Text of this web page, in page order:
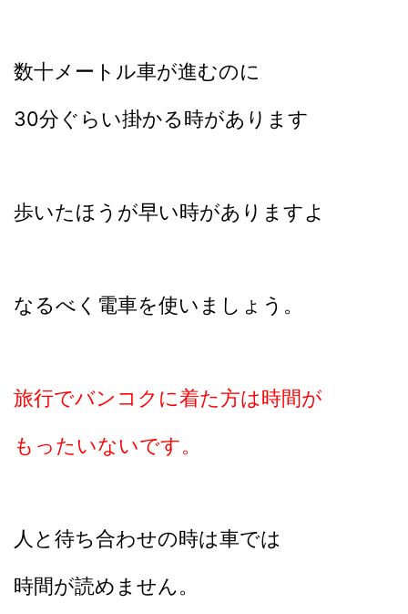
数十メートル車が進むのに
30分ぐらい掛かる時があります
歩いたほうが早い時がありますよ
なるべく電車を使いましょう。
旅行でバンコクに着た方は時間が
もったいないです。
人と待ち合わせの時は車では
時間が読めません。